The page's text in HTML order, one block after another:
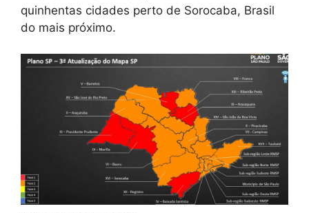
quinhentas cidades perto de Sorocaba, Brasil
do mais próximo.